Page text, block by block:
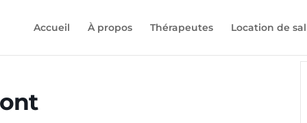
Accueil À propos Thérapeutes Location de